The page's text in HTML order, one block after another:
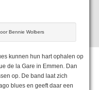
Bennie Wolbers
kunnen hun hart ophalen op
de la Gare in Emmen. Dan
op. De band laat zich
blues en geeft daar een